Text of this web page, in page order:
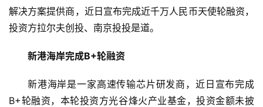
布
登录 注册
解决方案提供商，近日宣布完成近千万人民币天使轮融资，
投资方拉尔夫创投、南京投投是道。
新港海岸完成B+轮融资
新港海岸是一家高速传输芯片研发商，近日宣布完成
B+轮融资，本轮投资方光谷烽火产业基金，投资金额未披